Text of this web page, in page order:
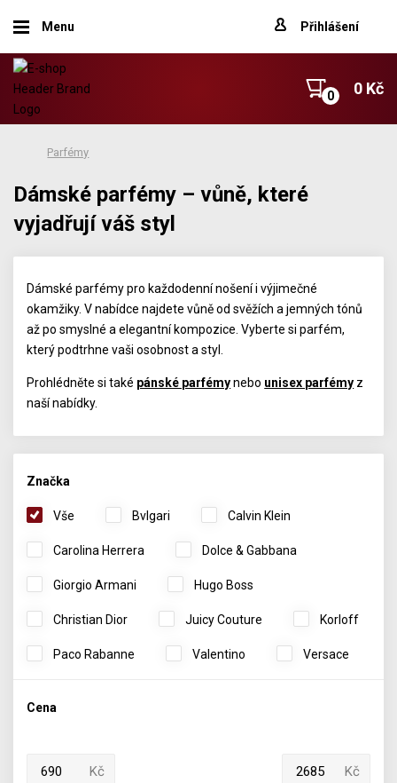
Menu Přihlášení
0 Kč
Parfémy
Dámské parfémy – vůně, které
vyjadřují váš styl
Dámské parfémy pro každodenní nošení i výjimečné
okamžiky. V nabídce najdete vůně od svěžích a jemných tónů
až po smyslné a elegantní kompozice. Vyberte si parfém,
který podtrhne vaši osobnost a styl.
Prohlédněte si také pánské parfémynebo unisex parfémy z
naší nabídky.
Značka
Vše Bvlgari Calvin Klein
Carolina Herrera Dolce & Gabbana
Giorgio Armani Hugo Boss
Christian Dior Juicy Couture Korloff
Paco Rabanne Valentino Versace
Cena
Kč Kč